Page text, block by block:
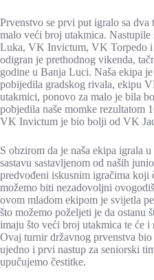
Prvenstvo se prvi put igralo sa
malo veći broj utakmica.
Luka, VK Invictum, VK Torpedo
odigran je prethodnog vikenda,
godine u Banja Luci. Naša ekipa
pobijedila gradskog rivala, ekipu
utakmici, ponovo za malo je bila
pobjedila naše momke rezultatom
VK Invictum je bio bolji od VK
S obzirom da je naša ekipa igrala
sastavu sastavljenom od naših
predvođeni iskusnim igračima koji
možemo biti nezadovoljni
ovom mladom ekipom je svijetla
što možemo poželjeti je da ostanu
imaju što veći broj utakmica te će
Ovaj turnir državnog prvenstva
ujedno i prvi nastup za seniorski
upučujemo čestitke.